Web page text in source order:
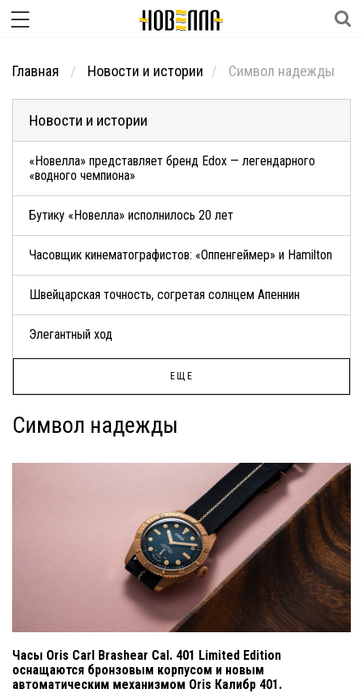
Главная Новости и истории Символ надежды
Новости и истории
«Новелла» представляет бренд Edox — легендарного
«водного чемпиона»
Бутику «Новелла» исполнилось 20 лет
Часовщик кинематографистов: «Оппенгеймер» и Hamilton
Швейцарская точность, согретая солнцем Апеннин
Элегантный ход
ЕЩЕ
Символ надежды
Часы Oris Carl Brashear Cal. 401 Limited Edition
оснащаются бронзовым корпусом и новым
автоматическим механизмом Oris Калибр 401.